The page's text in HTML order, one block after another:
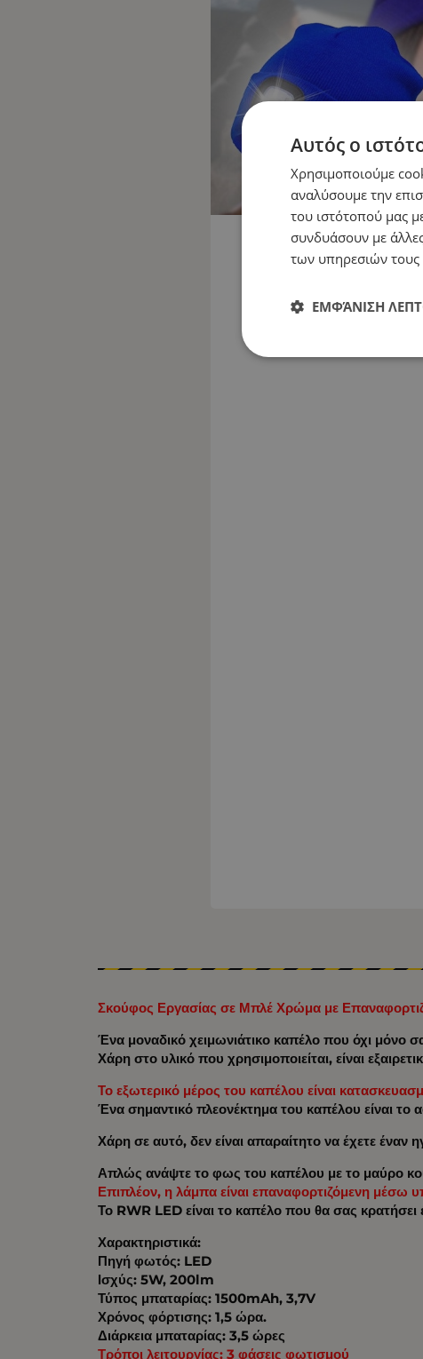
Σκούφος Εργασίας σε Μπλέ Χρώμα με
Ένα μοναδικό χειμωνιάτικο καπέλο που όχι μόνο
Χάρη στο υλικό που χρησιμοποιείται, είναι
Το εξωτερικό μέρος του καπέλου είναι
Ένα σημαντικό πλεονέκτημα του καπέλου είναι
Χάρη σε αυτό, δεν είναι απαραίτητο να έχετε έναν
Απλώς ανάψτε το φως του καπέλου με το μαύρο
Επιπλέον, η λάμπα είναι επαναφορτιζόμενη μέσω
Το RWR LED είναι το καπέλο που θα σας κρατήσει
Χαρακτηριστικά:
Πηγή φωτός: LED
Ισχύς: 5W, 200lm
Τύπος μπαταρίας: 1500mAh, 3,7V
Χρόνος φόρτισης: 1,5 ώρα.
Διάρκεια μπαταρίας: 3,5 ώρες
Τρόποι λειτουργίας: 3 φάσεις φωτισμού
Αυτός ο
Χρησιμοποιούμε
αναλύσουμε την
του ιστότοπού μας
συνδυάσουν με
των υπηρεσιών τους
ΕΜΦΆΝΙΣΗ